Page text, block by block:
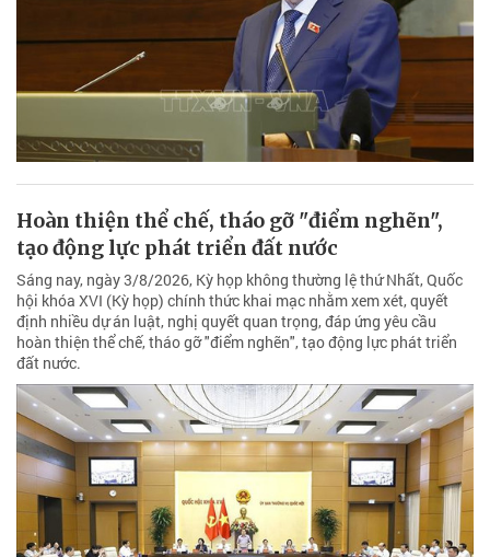
Hoàn thiện thể chế, tháo gỡ "điểm nghẽn",
tạo động lực phát triển đất nước
Sáng nay, ngày 3/8/2026, Kỳ họp không thường lệ thứ Nhất, Quốc
hội khóa XVI (Kỳ họp) chính thức khai mạc nhằm xem xét, quyết
định nhiều dự án luật, nghị quyết quan trọng, đáp ứng yêu cầu
hoàn thiện thể chế, tháo gỡ "điểm nghẽn", tạo động lực phát triển
đất nước.